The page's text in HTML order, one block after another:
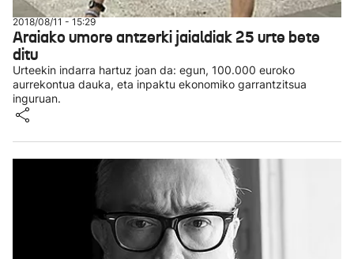
2018/08/11 - 15:29
Araiako umore antzerki jaialdiak 25 urte bete
ditu
Urteekin indarra hartuz joan da: egun, 100.000 euroko
aurrekontua dauka, eta inpaktu ekonomiko garrantzitsua
inguruan.